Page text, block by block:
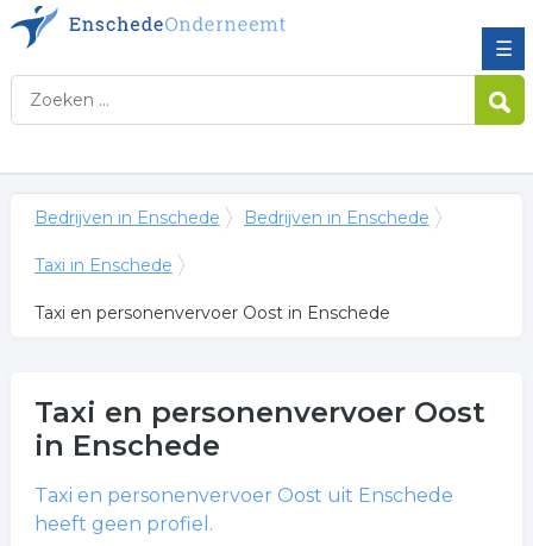
☰
Bedrijven in Enschede Bedrijven in Enschede
Taxi in Enschede
Taxi en personenvervoer Oost in Enschede
Taxi en personenvervoer Oost
in Enschede
Taxi en personenvervoer Oost uit Enschede
heeft geen profiel.